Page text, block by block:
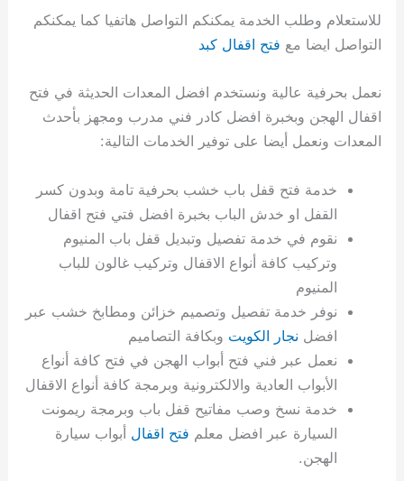
للاستعلام وطلب الخدمة يمكنكم التواصل هاتفيا كما يمكنكم
التواصل ايضا مع فتح اقفال كبد
نعمل بحرفية عالية ونستخدم افضل المعدات الحديثة في فتح
اقفال الهجن وبخبرة افضل كادر فني مدرب ومجهز بأحدث
المعدات ونعمل أيضا على توفير الخدمات التالية:
خدمة فتح قفل باب خشب بحرفية تامة وبدون كسر
القفل او خدش الباب بخبرة افضل فتي فتح اقفال
نقوم في خدمة تفصيل وتبديل قفل باب المنيوم
وتركيب كافة أنواع الاقفال وتركيب غالون للباب
المنيوم
نوفر خدمة تفصيل وتصميم خزائن ومطابخ خشب عبر
افضل نجار الكويت وبكافة التصاميم
نعمل عبر فني فتح أبواب الهجن في فتح كافة أنواع
الأبواب العادية والالكترونية وبرمجة كافة أنواع الاقفال
خدمة نسخ وصب مفاتيح قفل باب وبرمجة ريمونت
السيارة عبر افضل معلم فتح اقفال أبواب سيارة
الهجن.